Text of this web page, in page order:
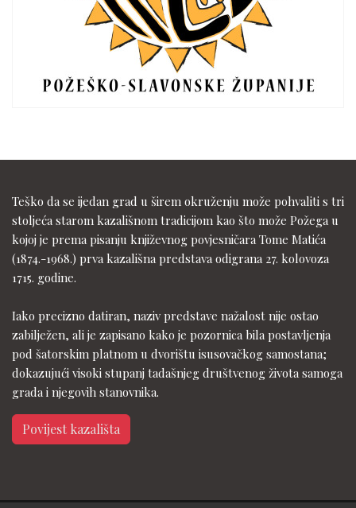
Teško da se ijedan grad u širem okruženju može pohvaliti s tri
stoljeća starom kazališnom tradicijom kao što može Požega u
kojoj je prema pisanju književnog povjesničara Tome Matića
(1874.-1968.) prva kazališna predstava odigrana 27. kolovoza
1715. godine.
Iako precizno datiran, naziv predstave nažalost nije ostao
zabilježen, ali je zapisano kako je pozornica bila postavljenja
pod šatorskim platnom u dvorištu isusovačkog samostana;
dokazujući visoki stupanj tadašnjeg društvenog života samoga
grada i njegovih stanovnika.
Povijest kazališta